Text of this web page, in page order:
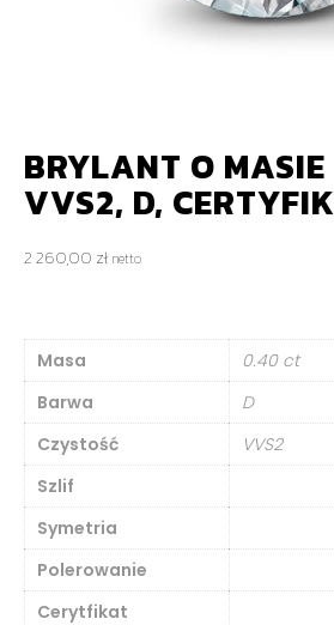
BRYLANT O
VVS2, D,
2 260,00 zł netto
Masa
0.40 ct
Barwa
D
Czystość
VVS2
Szlif
Symetria
Polerowanie
Cerytfikat